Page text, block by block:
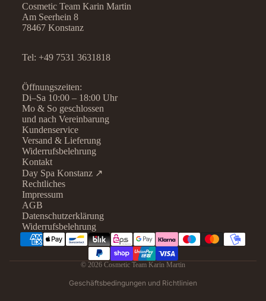
Cosmetic Team Karin Martin
Am Seerhein 8
78467 Konstanz
Tel: +49 7531 3631818
Öffnungszeiten:
Di–Sa 10:00 – 18:00 Uhr
Mo & So geschlossen
und nach Vereinbarung
Kundenservice
Versand & Lieferung
Widerrufsbelehrung
Kontakt
Day Spa Konstanz ↗
Rechtliches
Impressum
AGB
Datenschutzerklärung
Widerrufsbelehrung
© 2026 Cosmetic Team Karin Martin
Geschäftsbedingungen und Richtlinien
Datenschutzerklärung
Widerrufsrecht
AGB
Kontaktinformationen